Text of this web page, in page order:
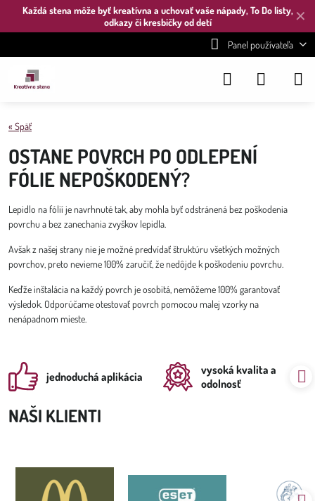
✕
Každá stena môže byť kreatívna a uchovať vaše nápady, To Do listy,
odkazy či kresbičky od detí
Panel používateľa
« Späť
OSTANE POVRCH PO ODLEPENÍ
FÓLIE NEPOŠKODENÝ?
Lepidlo na fólií je navrhnuté tak, aby mohla byť odstránená bez poškodenia
povrchu a bez zanechania zvyškov lepidla.
Avšak z našej strany nie je možné predvídať štruktúru všetkých možných
povrchov, preto nevieme 100% zaručiť, že nedôjde k poškodeniu povrchu.
Keďže inštalácia na každý povrch je osobitá, nemôžeme 100% garantovať
výsledok. Odporúčame otestovať povrch pomocou malej vzorky na
nenápadnom mieste.
jednoduchá aplikácia
vysoká kvalita a
odolnosť
NAŠI KLIENTI